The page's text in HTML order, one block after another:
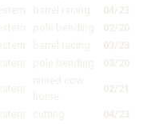
barrel racing
04/23
pole bending
02/20
barrel racing
03/23
pole bending 03/20
reined cow
horse
02/21
cutting
04/23